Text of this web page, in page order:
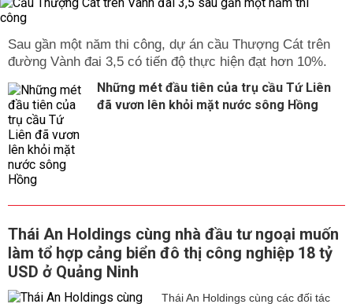
Sau gần một năm thi công, dự án cầu Thượng Cát trên
đường Vành đai 3,5 có tiến độ thực hiện đạt hơn 10%.
Những mét đầu tiên của trụ cầu Tứ Liên
đã vươn lên khỏi mặt nước sông Hồng
Thái An Holdings cùng nhà đầu tư ngoại muốn
làm tổ hợp cảng biển đô thị công nghiệp 18 tỷ
USD ở Quảng Ninh
Thái An Holdings cùng các đối tác